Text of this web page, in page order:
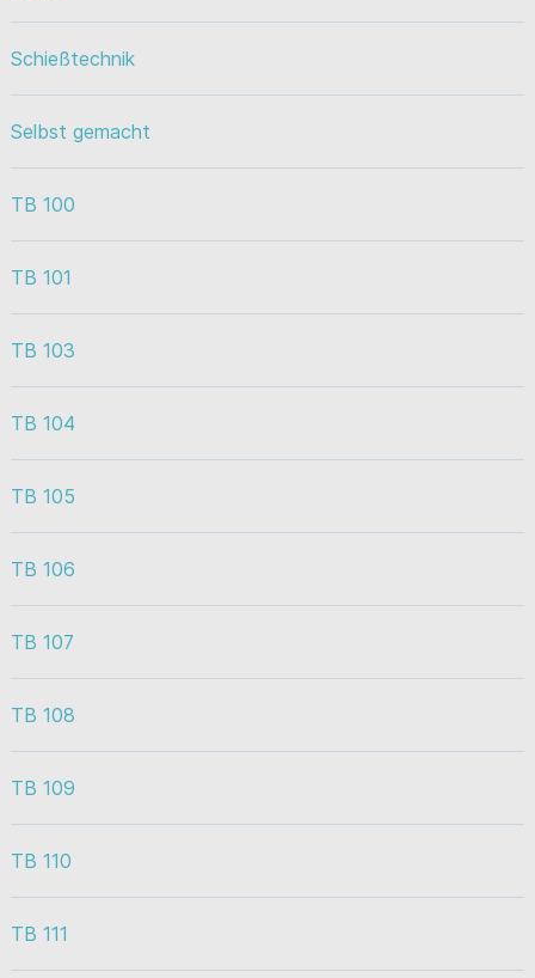
Schießtechnik
Selbst gemacht
TB 100
TB 101
TB 103
TB 104
TB 105
TB 106
TB 107
TB 108
TB 109
TB 110
TB 111